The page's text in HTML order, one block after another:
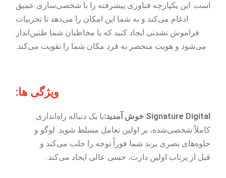
است. این یکپارچه فناوری پیشرفته را با شخصی‌سازی عمیق
ادغام می‌کند و به شما این امکان را می‌دهد تا تجربیات
فراموش نشدنی ایجاد کنید که با مخاطبان شما طنین‌انداز
می‌شود و هویت منحصر به فرد مکان شما را تقویت می‌کند.
ویژگی ها:
Signature Digital خوش آمدید:
با یک دنباله راه‌اندازی
کاملاً شخصی‌شده، بر اولین تعامل مسلط شوید. لوگو و
جلوه‌های بصری برند شما فوراً توجه را جلب می‌کند و
قبل از پرتاب اولین دارت، حسی عالی ایجاد می‌کند.